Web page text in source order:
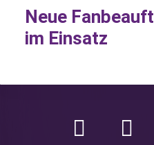
Neue
im Einsatz